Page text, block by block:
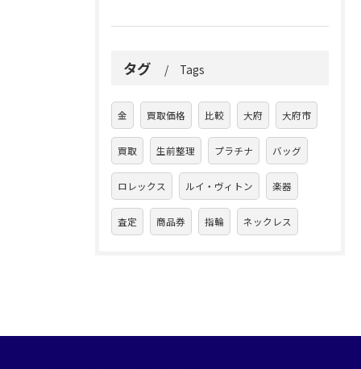
タグ Tags
金 買取価格 比較 大府 大府市
買取 生前整理 プラチナ バッグ
ロレックス ルイ・ヴィトン 楽器
査定 商品券 指輪 ネックレス